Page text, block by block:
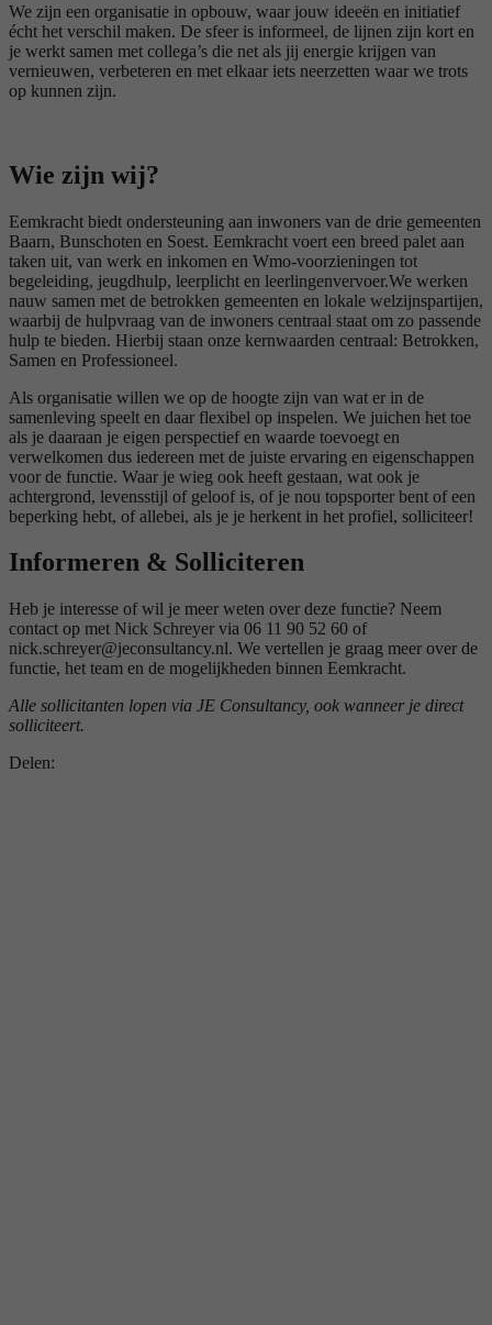
We zijn een organisatie in opbouw, waar jouw ideeën en initiatief
écht het verschil maken. De sfeer is informeel, de lijnen zijn kort en
je werkt samen met collega’s die net als jij energie krijgen van
vernieuwen, verbeteren en met elkaar iets neerzetten waar we trots
op kunnen zijn.
Wie zijn wij?
Eemkracht biedt ondersteuning aan inwoners van de drie gemeenten
Baarn, Bunschoten en Soest. Eemkracht voert een breed palet aan
taken uit, van werk en inkomen en Wmo-voorzieningen tot
begeleiding, jeugdhulp, leerplicht en leerlingenvervoer.We werken
nauw samen met de betrokken gemeenten en lokale welzijnspartijen,
waarbij de hulpvraag van de inwoners centraal staat om zo passende
hulp te bieden. Hierbij staan onze kernwaarden centraal: Betrokken,
Samen en Professioneel.
Als organisatie willen we op de hoogte zijn van wat er in de
samenleving speelt en daar flexibel op inspelen. We juichen het toe
als je daaraan je eigen perspectief en waarde toevoegt en
verwelkomen dus iedereen met de juiste ervaring en eigenschappen
voor de functie. Waar je wieg ook heeft gestaan, wat ook je
achtergrond, levensstijl of geloof is, of je nou topsporter bent of een
beperking hebt, of allebei, als je je herkent in het profiel, solliciteer!
Informeren & Solliciteren
Heb je interesse of wil je meer weten over deze functie? Neem
contact op met Nick Schreyer via 06 11 90 52 60 of
nick.schreyer@jeconsultancy.nl. We vertellen je graag meer over de
functie, het team en de mogelijkheden binnen Eemkracht.
Alle sollicitanten lopen via JE Consultancy, ook wanneer je direct
solliciteert.
Delen: